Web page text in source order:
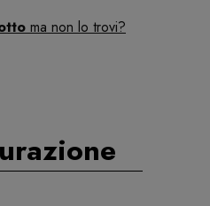
ma non lo trovi?